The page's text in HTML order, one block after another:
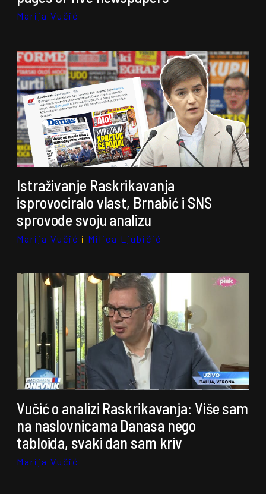
Marija Vučić
Istraživanje Raskrikavanja
isprovociralo vlast, Brnabić i SNS
sprovode svoju analizu
Marija Vučić i Milica Ljubičić
Vučić o analizi Raskrikavanja: Više sam
na naslovnicama Danasa nego
tabloida, svaki dan sam kriv
Marija Vučić